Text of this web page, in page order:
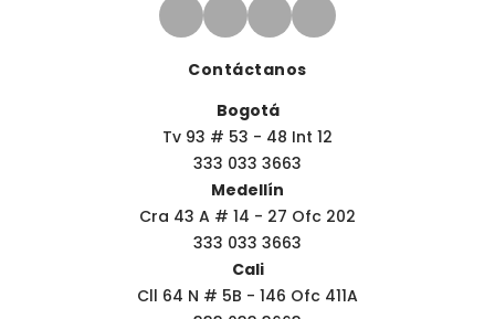
Contáctanos
Bogotá
Tv 93 # 53 - 48 Int 12
333 033 3663
Medellín
Cra 43 A # 14 - 27 Ofc 202
333 033 3663
Cali
Cll 64 N # 5B - 146 Ofc 411A